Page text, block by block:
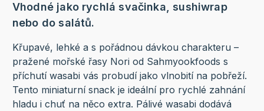
Vhodné jako rychlá svačinka, sushiwrap
nebo do salátů.
Křupavé, lehké a s pořádnou dávkou charakteru –
pražené mořské řasy Nori od Sahmyookfoods s
příchutí wasabi vás probudí jako vlnobití na pobřeží.
Tento miniaturní snack je ideální pro rychlé zahnání
hladu i chuť na něco extra. Pálivé wasabi dodává